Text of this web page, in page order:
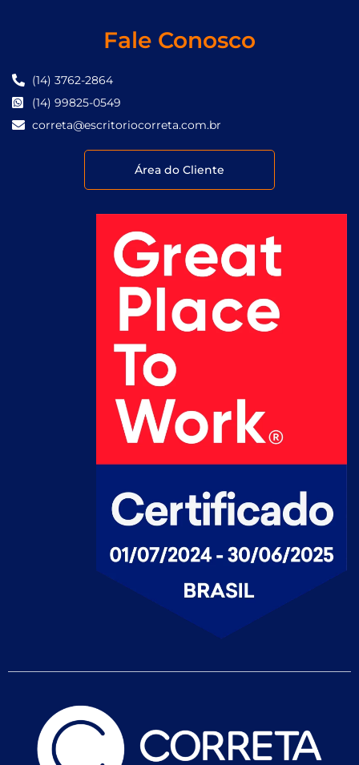
Fale Conosco
(14) 3762-2864
(14) 99825-0549
correta@escritoriocorreta.com.br
Área do Cliente